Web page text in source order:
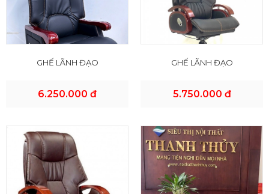
GHẾ LÃNH ĐẠO
6.250.000 đ
GHẾ LÃNH ĐẠO
5.750.000 đ